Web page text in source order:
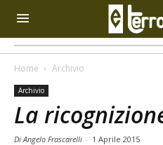
Home Archivio
Archivio
La
Di Angelo Frascarelli - 1 Aprile 2015